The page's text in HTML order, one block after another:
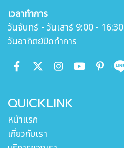
เวลาทำการ
วันจันทร์ - วันเสาร์ 9:00 - 16:30
วันอาทิตย์ปิดทำการ
QUICKLINK
หน้าแรก
เกี่ยวกับเรา